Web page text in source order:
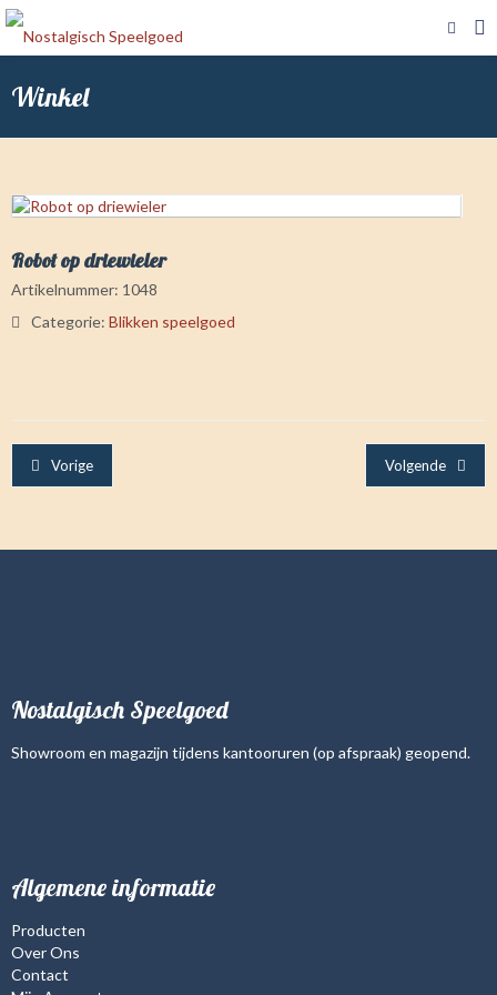
Winkel
Robot op driewieler
Artikelnummer: 1048
Categorie: Blikken speelgoed
Vorige Volgende
Nostalgisch Speelgoed
Showroom en magazijn tijdens kantooruren (op afspraak) geopend.
Algemene informatie
Producten
Over Ons
Contact